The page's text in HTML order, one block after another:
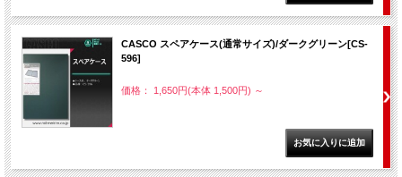
CASCO スペアケース(通常サイズ)/ダークグリーン[CS-
596]
価格： 1,650円(本体 1,500円) ～